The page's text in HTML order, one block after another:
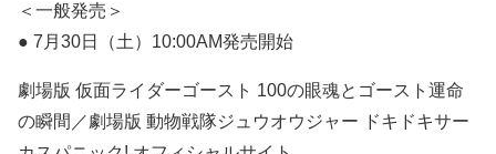
＜一般発売＞
● 7月30日（土）10:00AM発売開始
劇場版 仮面ライダーゴースト 100の眼魂とゴースト運命
の瞬間／劇場版 動物戦隊ジュウオウジャー ドキドキサー